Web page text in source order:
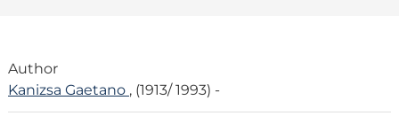
Author
Kanizsa Gaetano , (1913/ 1993) -